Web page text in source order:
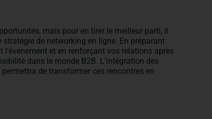
mais pour en tirer le meilleur parti, il
de networking en ligne. En préparant
et en renforçant vos relations après
dans le monde B2B. L’intégration des
de transformer ces rencontres en